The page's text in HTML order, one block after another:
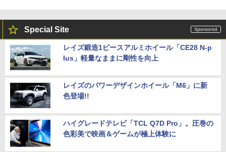
Special Site
レイズ鍛造1ピースアルミホイール「CE28 N-p
lus」軽量なままに剛性を向上
レイズのパワーデザインホイール「M6」に新
色登場!!
ハイグレードテレビ「TCL Q7D Pro」。圧巻の
色彩美で映画＆ゲームが極上体験に